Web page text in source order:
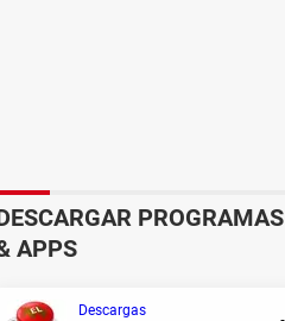
PROGRAMAS
APPS
Descargas